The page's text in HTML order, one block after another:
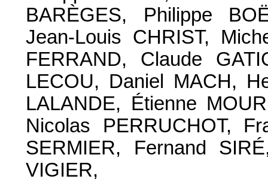
BARÈGES, Philippe
Jean-Louis CHRIST,
FERRAND, Claude
LECOU, Daniel MACH,
LALANDE, Étienne
Nicolas PERRUCHOT,
SERMIER, Fernand
VIGIER,